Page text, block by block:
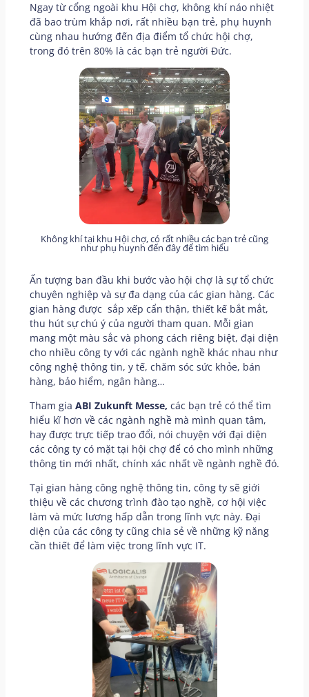
Ngay từ cổng ngoài khu Hội chợ, không khí náo nhiệt
đã bao trùm khắp nơi, rất nhiều bạn trẻ, phụ huynh
cùng nhau hướng đến địa điểm tổ chức hội chợ,
trong đó trên 80% là các bạn trẻ người Đức.
Không khí tại khu Hội chợ, có rất nhiều các bạn trẻ cũng
như phụ huynh đến đây để tìm hiểu
Ấn tượng ban đầu khi bước vào hội chợ là sự tổ chức
chuyên nghiệp và sự đa dạng của các gian hàng. Các
gian hàng được sắp xếp cẩn thận, thiết kế bắt mắt,
thu hút sự chú ý của người tham quan. Mỗi gian
mang một màu sắc và phong cách riêng biệt, đại diện
cho nhiều công ty với các ngành nghề khác nhau như
công nghệ thông tin, y tế, chăm sóc sức khỏe, bán
hàng, bảo hiểm, ngân hàng…
Tham gia ABI Zukunft Messe, các bạn trẻ có thể tìm
hiểu kĩ hơn về các ngành nghề mà mình quan tâm,
hay được trực tiếp trao đổi, nói chuyện với đại diện
các công ty có mặt tại hội chợ để có cho mình những
thông tin mới nhất, chính xác nhất về ngành nghề đó.
Tại gian hàng công nghệ thông tin, công ty sẽ giới
thiệu về các chương trình đào tạo nghề, cơ hội việc
làm và mức lương hấp dẫn trong lĩnh vực này. Đại
diện của các công ty cũng chia sẻ về những kỹ năng
cần thiết để làm việc trong lĩnh vực IT.